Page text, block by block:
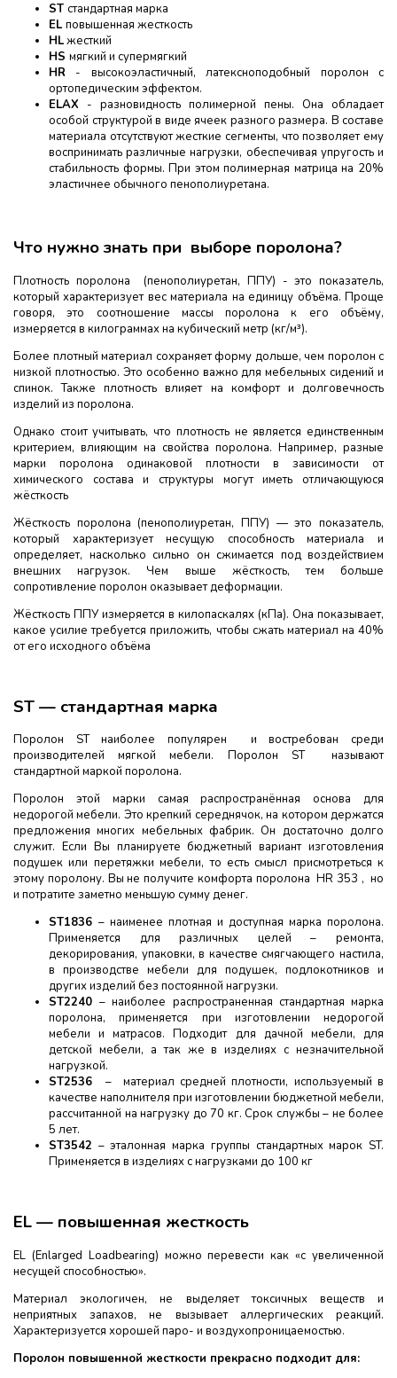
ST стандартная марка
EL повышенная жесткость
HLжесткий
HS мягкий и супермягкий
HR - высокоэластичный, латексноподобный поролон с
ортопедическим эффектом.
ELAX - разновидность полимерной пены. Она обладает
особой структурой в виде ячеек разного размера. В составе
материала отсутствуют жесткие сегменты, что позволяет ему
воспринимать различные нагрузки, обеспечивая упругость и
стабильность формы. При этом полимерная матрица на 20%
эластичнее обычного пенополиуретана.
Что нужно знать при выборе поролона?
Плотность поролона (пенополиуретан, ППУ) - это показатель,
который характеризует вес материала на единицу объёма. Проще
говоря, это соотношение массы поролона к его объёму,
измеряется в килограммах на кубический метр (кг/м³).
Более плотный материал сохраняет форму дольше, чем поролон с
низкой плотностью. Это особенно важно для мебельных сидений и
спинок. Также плотность влияет на комфорт и долговечность
изделий из поролона.
Однако стоит учитывать, что плотность не является единственным
критерием, влияющим на свойства поролона. Например, разные
марки поролона одинаковой плотности в зависимости от
химического состава и структуры могут иметь отличающуюся
жёсткость
Жёсткость поролона (пенополиуретан, ППУ) — это показатель,
который характеризует несущую способность материала и
определяет, насколько сильно он сжимается под воздействием
внешних нагрузок. Чем выше жёсткость, тем больше
сопротивление поролон оказывает деформации.
Жёсткость ППУ измеряется в килопаскалях (кПа). Она показывает,
какое усилие требуется приложить, чтобы сжать материал на 40%
от его исходного объёма
ST — стандартная марка
Поролон ST наиболее популярен и востребован среди
производителей мягкой мебели. Поролон ST называют
стандартной маркой поролона.
Поролон этой марки самая распространённая основа для
недорогой мебели. Это крепкий середнячок, на котором держатся
предложения многих мебельных фабрик. Он достаточно долго
служит. Если Вы планируете бюджетный вариант изготовления
подушек или перетяжки мебели, то есть смысл присмотреться к
этому поролону. Вы не получите комфорта поролона НR 353 , но
и потратите заметно меньшую сумму денег.
ST1836 – наименее плотная и доступная марка поролона.
Применяется для различных целей – ремонта,
декорирования, упаковки, в качестве смягчающего настила,
в производстве мебели для подушек, подлокотников и
других изделий без постоянной нагрузки.
ST2240– наиболее распространенная стандартная марка
поролона, применяется при изготовлении недорогой
мебели и матрасов. Подходит для дачной мебели, для
детской мебели, а так же в изделиях с незначительной
нагрузкой.
ST2536 – материал средней плотности, используемый в
качестве наполнителя при изготовлении бюджетной мебели,
рассчитанной на нагрузку до 70 кг. Срок службы – не более
5 лет.
ST3542 – эталонная марка группы стандартных марок ST.
Применяется в изделиях с нагрузками до 100 кг
EL — повышенная жесткость
EL (Enlarged Loadbearing) можно перевести как «с увеличенной
несущей способностью».
Материал экологичен, не выделяет токсичных веществ и
неприятных запахов, не вызывает аллергических реакций.
Характеризуется хорошей паро- и воздухопроницаемостью.
Поролон повышенной жесткости прекрасно подходит для: